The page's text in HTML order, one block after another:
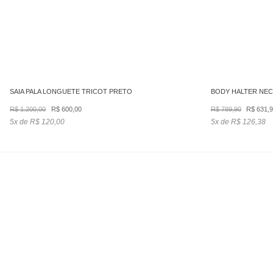
SAIA PALA LONGUETE TRICOT PRETO
R$1.200,00
O
original
R$600,00O
5x de R$ 120,00
BODY HALTER
R$789,90
O
original
R$
5x de R$ 126,38